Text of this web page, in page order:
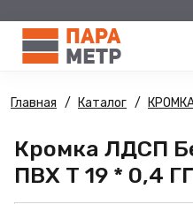
Главная Каталог
Кромка ЛДСП
ПВХ Т 19 * 0,4